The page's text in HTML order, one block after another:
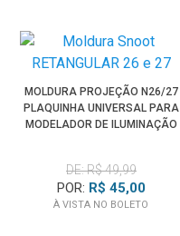
MOLDURA PROJEÇÃO N26/27
PLAQUINHA UNIVERSAL PARA
MODELADOR DE ILUMINAÇÃO
DE: R$ 49,99
POR: R$ 45,00
À VISTA NO BOLETO